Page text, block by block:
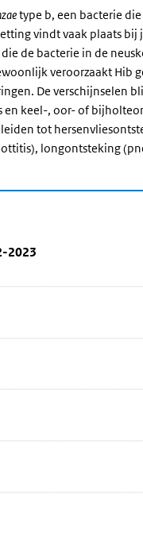
type b, een bacterie
vindt vaak plaats
de bacterie in de
veroorzaakt Hib
De verschijnselen
en keel-, oor- of
tot
longontsteking
Hib
Hib 1992-2023' over en
1992-2023
gevallen weergeeft.
2023